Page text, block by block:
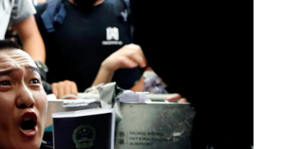
事实查核
视频
显示 视频 个子部分
亚洲很想聊
观点
专题与访谈